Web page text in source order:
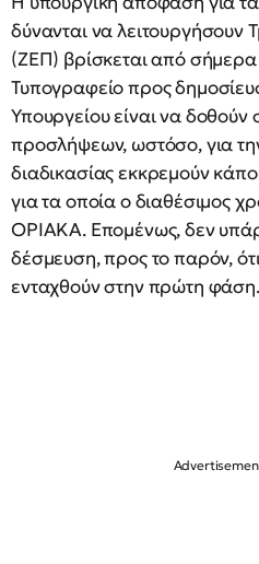
δύνανται να λειτουργήσουν
(ΖΕΠ) βρίσκεται από σήμερα
Τυπογραφείο προς
Υπουργείου είναι να
προσλήψεων, ωστόσο, για
διαδικασίας εκκρεμούν
για τα οποία ο διαθέσιμος
ΟΡΙΑΚΑ. Επομένως, δεν
δέσμευση, προς το παρόν,
ενταχθούν στην πρώτη φάση.